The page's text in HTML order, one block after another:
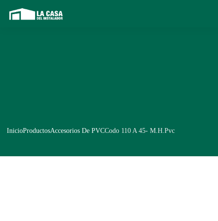
InicioProductosAccesorios De PVCCodo 110 A 45- M.H.Pvc